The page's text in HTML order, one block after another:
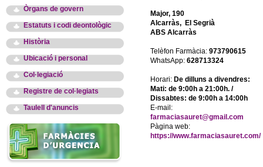
Òrgans de govern
Estatuts i codi deontològic
Història
Ubicació i personal
Col·legiació
Registre de col·legiats
Taulell d'anuncis
Major, 190
Alcarràs, El Segrià
ABS Alcarràs
Telèfon Farmàcia: 973790615
WhatsApp: 628713324
Horari: De dilluns a divendres:
Mati: de 9:00h a 21:00h. /
Dissabtes: de 9:00h a 14:00h
E-mail:
farmaciasauret@gmail.com
Pàgina web:
https://www.farmaciasauret.com/